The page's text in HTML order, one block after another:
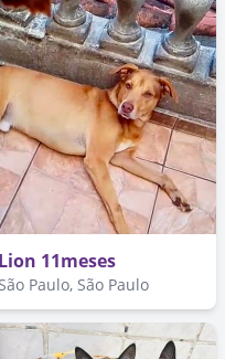
Lion 11meses
Paulo, São Paulo